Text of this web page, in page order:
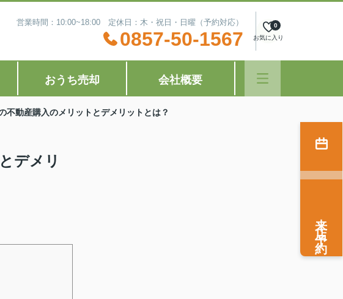
営業時間：10:00~18:00 定休日：木・祝日・日曜（予約対応）
0857-50-1567 お気に入り
0
おうち売却 会社概要
動産購入のメリットとデメリットとは？
デメリ
来店予約